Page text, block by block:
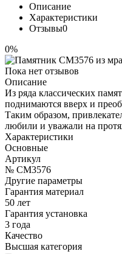
Описание
Характеристики
Отзывы0
0%
Пока нет отзывов
Описание
Из ряда классических
поднимаются вверх и
Таким образом,
любили и уважали на
Характеристики
Основные
Артикул
№ CM3576
Другие параметры
Гарантия материал
50 лет
Гарантия установка
3 года
Качество
Высшая категория